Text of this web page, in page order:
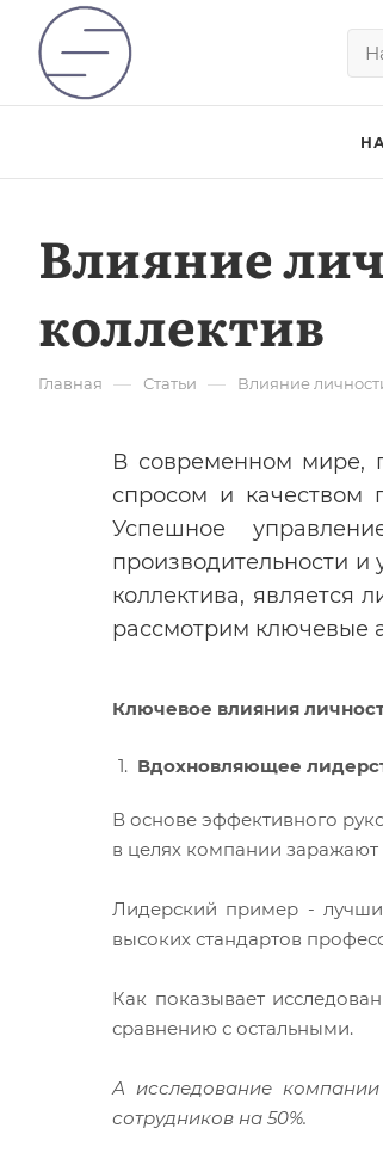
Влияние
коллектив
Главная — Статьи — Влияние
В современном мире,
спросом и качеством
Успешное
производительности
коллектива, является
рассмотрим ключевые
Ключевое влияния
Вдохновляющее
В основе эффективного
в целях компании заражают
Лидерский пример -
высоких стандартов
Как показывает
сравнению с остальными.
А исследование
сотрудников на 50%.